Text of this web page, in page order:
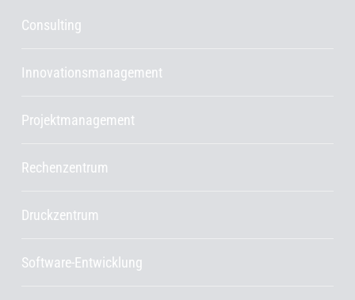
Consulting
Innovationsmanagement
Projektmanagement
Rechenzentrum
Druckzentrum
Software-Entwicklung